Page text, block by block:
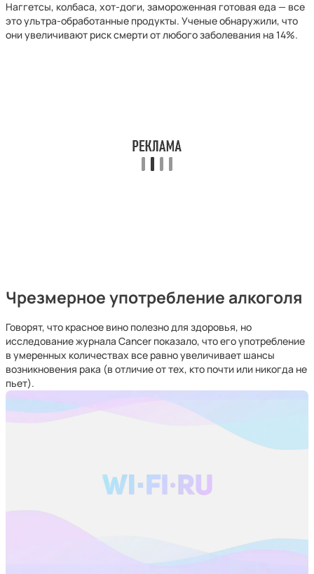
Наггетсы, колбаса, хот-доги, замороженная готовая еда — все
это ультра-обработанные продукты. Ученые обнаружили, что
они увеличивают риск смерти от любого заболевания на 14%.
Чрезмерное употребление алкоголя
Говорят, что красное вино полезно для здоровья, но
исследование журнала Cancer показало, что его употребление
в умеренных количествах все равно увеличивает шансы
возникновения рака (в отличие от тех, кто почти или никогда не
пьет).